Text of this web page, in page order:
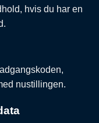
hvis du har en
nustillingen.